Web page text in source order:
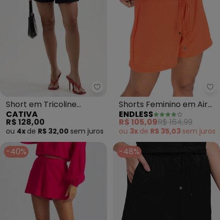
Cativa - Short em Tricoline
Short em Tricoline
(Preto)
CATIVA
R$ 128,00
ou 4x de R$ 32,00 sem juros
Shorts Feminino em Air
Flow (Laranja)
ENDLESS
R$ 105,09R$ 164,99
ou 3x de R$ 35,03 sem juros
-40% -48%